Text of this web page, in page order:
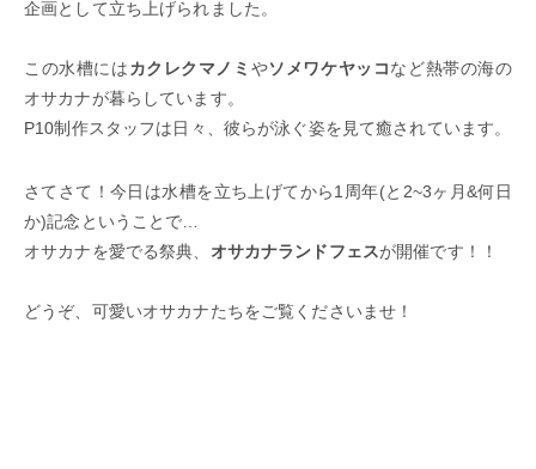
企画として立ち上げられました。
この水槽にはカクレクマノミ やソメワケヤッコなど熱帯の海の
オサカナが暮らしています。
P10制作スタッフは日々、彼らが泳ぐ姿を見て癒されています。
さてさて！今日は水槽を立ち上げてから1周年(と2~3ヶ月&何日
か)記念ということで…
オサカナを愛でる祭典、 オサカナランドフェスが開催です！！
どうぞ、可愛いオサカナたちをご覧くださいませ！